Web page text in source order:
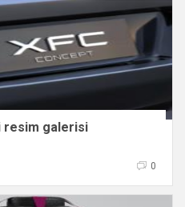
resim galerisi
0